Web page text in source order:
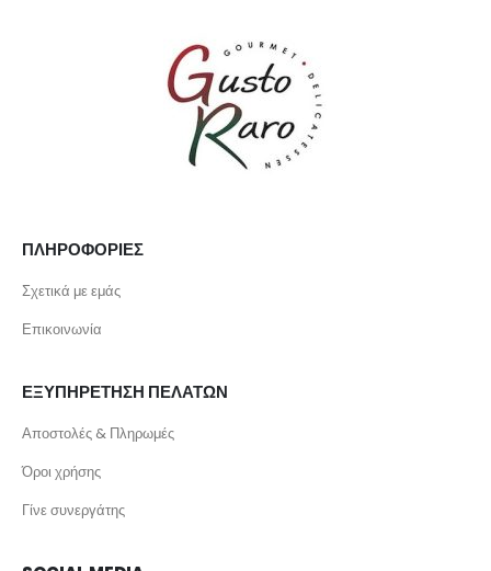
ΠΛΗΡΟΦΟΡΙΕΣ
Σχετικά με εμάς
Επικοινωνία
ΕΞΥΠΗΡΕΤΗΣΗ ΠΕΛΑΤΩΝ
Αποστολές & Πληρωμές
Όροι χρήσης
Γίνε συνεργάτης